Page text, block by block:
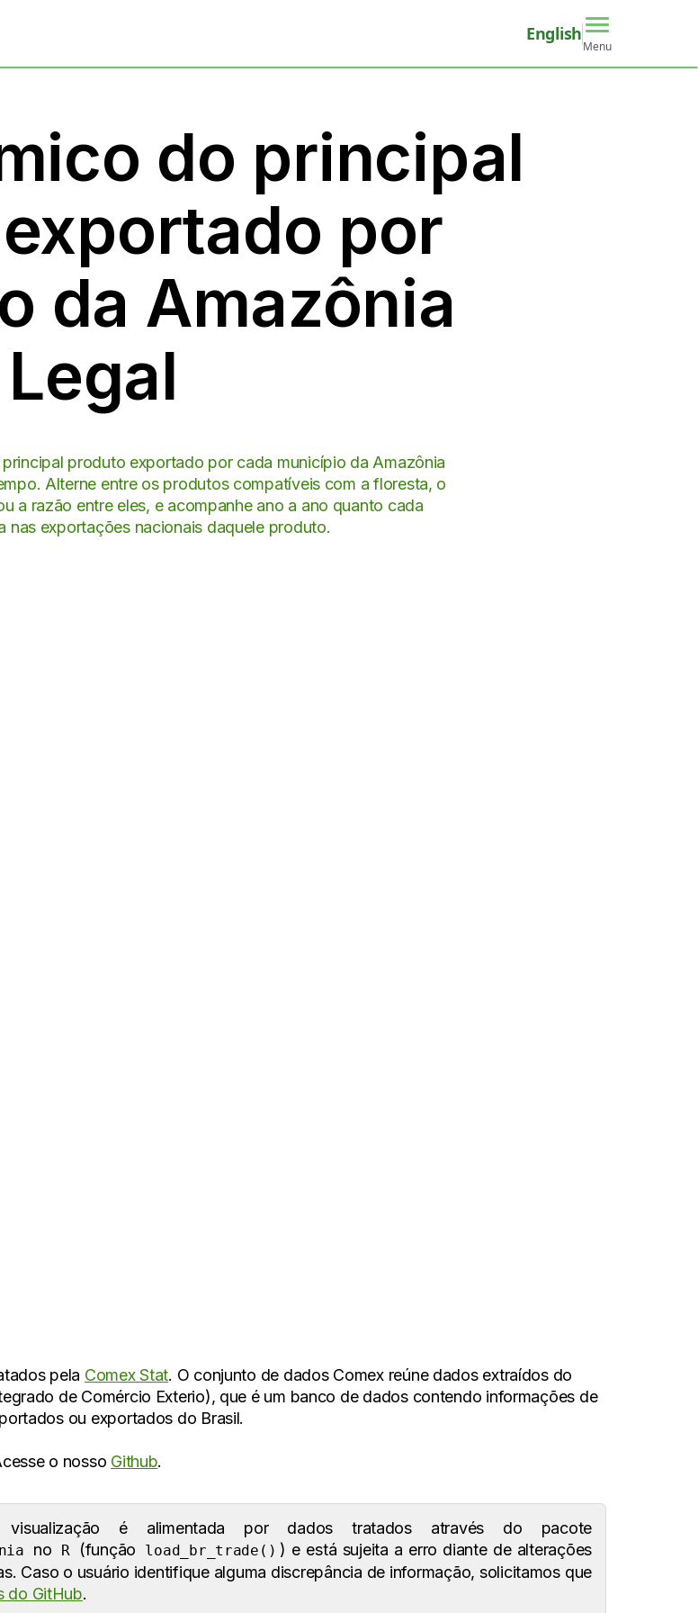
English
Menu
do principal
por
da Amazônia
Legal
produto exportado por cada município da Amazônia
Alterne entre os produtos compatíveis com a floresta, o
a razão entre eles, e acompanhe ano a ano quanto cada
nas exportações nacionais daquele produto.
pela Comex Stat. O conjunto de dados Comex reúne dados extraídos do
de Comércio Exterio), que é um banco de dados contendo informações de
ou exportados do Brasil.
o nosso Github.
é alimentada por dados tratados através do pacote
no R (função load_br_trade() ) e está sujeita a erro diante de alterações
Caso o usuário identifique alguma discrepância de informação, solicitamos que
do GitHub.